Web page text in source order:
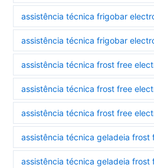
assistência técnica frigobar
assistência técnica frigobar
assistência técnica frost free
assistência técnica frost free
assistência técnica frost free
assistência técnica geladeia frost
assistência técnica geladeia frost